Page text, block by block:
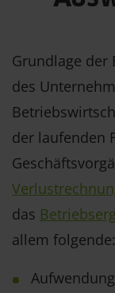
Grundlage der
des
der laufenden
das
allem folgende: